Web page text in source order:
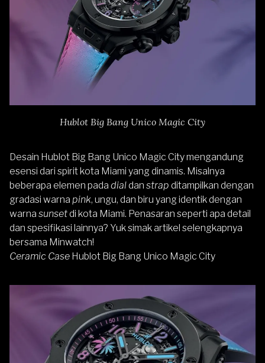
Hublot Big Bang Unico Magic City
Desain Hublot Big Bang Unico Magic City mengandung
esensi dari spirit kota Miami yang dinamis. Misalnya
beberapa elemen pada dialdan strap ditampilkan dengan
gradasi warna pink, ungu, dan biru yang identik dengan
warna sunsetdi kota Miami. Penasaran seperti apa detail
dan spesifikasi lainnya? Yuk simak artikel selengkapnya
bersama Minwatch!
Ceramic Case Hublot Big Bang Unico Magic City